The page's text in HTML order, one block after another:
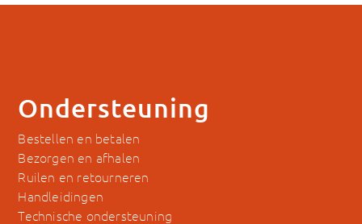
Ondersteuning
Bestellen en betalen
Bezorgen en afhalen
Ruilen en retourneren
Handleidingen
Technische ondersteuning